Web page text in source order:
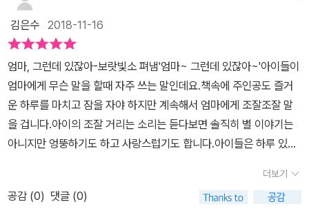
야기였죠 딱봐도 자기싫어서 계속 조잘조잘 거리는 올리버인데엄마
는 또 끝까지 다 들어주어요정말 마음씨가 착한 엄마라는 생각이들더
군요 ㅎㅎ ​​ 자기전에 갑자기 우유로 콧수염을 만들고 싶고물이 먹고
싶고.. 엄마, 그런데 있잖아 라는 말은 끝이 날 기미가 보이지 않았어
요 자기전에 매일 반복되는 일상을 너무 사랑스럽게 표현한것 같았어
요내 아이들이 그랬을땐 화가 머리끝까지 날것 같았는데올리버를 보
니 조금 더 깨어있고 싶고놀고싶은 마음이 그대로 표현된것 같았어요
사실 아이들을 이해하면서도 내일을 위해서 무서운 엄마가 되어야할
사랑하고 사랑하고 사랑한다는말을 하고 뽀뽀를 하고 이불을 덮어주
모습에딸아이는 '엄마, 올리버는 왜 이렇게 말이 많지?'하면서수다스
럽다고 하네요.딸아이는 올리버처럼 조잘조잘 거리는 편이 아니라서
그런지올리버가 말이 너무 많다고 하네요^^ 하지만, 무엇보다 올리버
가 '엄마, 있잖아 그거 알아'하면서 부르는 이유는'엄마를 세상에서 제
일 사랑한다고 말하고 싶어'라고 말해주는데올리버 엄마는 행복할거
같더라구요.^^잠들기전 엄마와 아이의 사랑스러운 인사 나누기가 참
보기 좋지요.갑자기 딸아이가'나도 울엄마가 세상에서 제일 좋은데,
엄마 사랑해요'라고 말해주네요.잠들기전, 아이에게 사랑표현을 많이
해주는 것이 좋다는 것을 다시 한번 느끼게 해주네요. 올리버를 재우
고 나가는데'엄마, 엄마, 그런데 있잖아, 그거 알아?'올리버가 또 할말
김은수 2018-11-16
엄마, 그런데 있잖아-보랏빛소 펴냄'엄마~ 그런데 있잖아~'아이들이
엄마에게 무슨 말을 할때 자주 쓰는 말인데요.책속에 주인공도 즐거
운 하루를 마치고 잠을 자야 하지만 계속해서 엄마에게 조잘조잘 말
을 겁니다.아이의 조잘 거리는 소리는 듣다보면 솔직히 별 이야기는
아니지만 엉뚱하기도 하고 사랑스럽기도 합니다.아이들은 하루 있었
구요.이 책은 그런 사랑스런 아이를 표현한 것 같아요.마지막에 엄마
의 피곤해 보이는 모습은 어쩔수 없지만 말이지요.책을 함께 읽다보
더보기
공감 (0) 댓글 (0)